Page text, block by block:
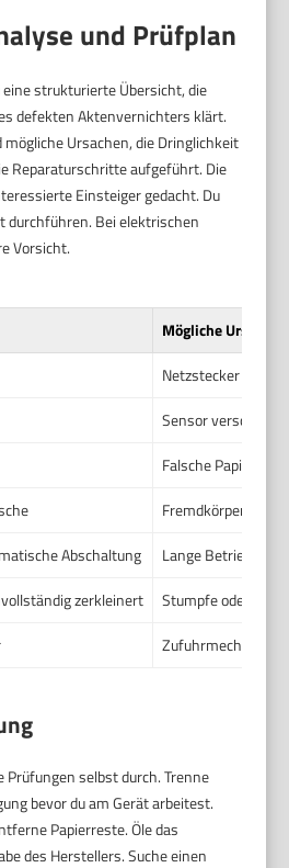
und Prüfplan
strukturierte Übersicht, die
defekten Aktenvernichters klärt.
Ursachen, die Dringlichkeit
Reparaturschritte aufgeführt. Die
Einsteiger gedacht. Du
durchführen. Bei elektrischen
Vorsicht.
Mögliche Ursachen
Netzstecker lose,
Sensor
Falsche
Fremdkörper im
Abschaltung
Lange
zerkleinert
Stumpfe oder
Zufuhrmechanik
Prüfungen selbst durch. Trenne
bevor du am Gerät arbeitest.
Papierreste. Öle das
des Herstellers. Suche einen